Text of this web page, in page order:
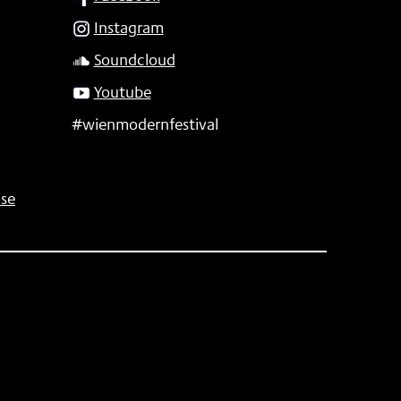
Instagram
Soundcloud
Youtube
#wienmodernfestival